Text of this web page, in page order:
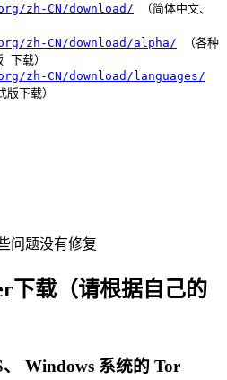
zh-CN/download/ （简体中文、
zh-CN/download/alpha/ （各种
下载）
zh-CN/download/languages/
版下载）
问题没有修复
下载（请根据自己的
、 Windows 系统的 Tor